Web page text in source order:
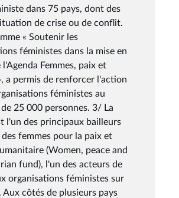
dans 75 pays, dont des
de crise ou de conflit.
« Soutenir les
féministes dans la mise en
Femmes, paix et
a permis de renforcer l'action
féministes au
25 000 personnes. 3/ La
l'un des principaux bailleurs
des femmes pour la paix et
(Women, peace and
fund), l'un des acteurs de
organisations féministes sur
Aux côtés de plusieurs pays